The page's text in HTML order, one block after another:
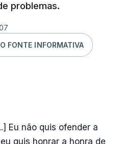
problemas.
FONTE INFORMATIVA
Eu não quis ofender a
quis honrar a honra de